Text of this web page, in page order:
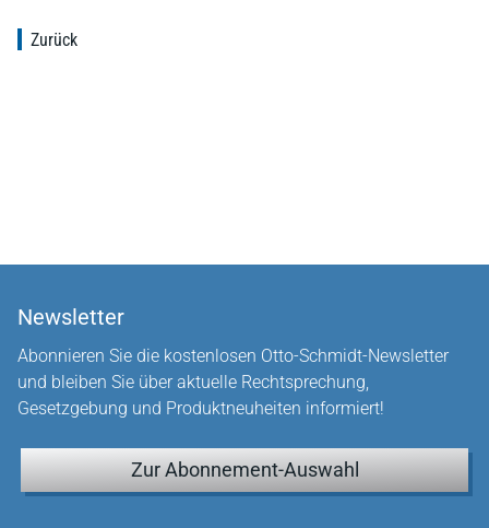
Zurück
Newsletter
Abonnieren Sie die kostenlosen Otto-Schmidt-Newsletter
und bleiben Sie über aktuelle Rechtsprechung,
Gesetzgebung und Produktneuheiten informiert!
Zur Abonnement-Auswahl